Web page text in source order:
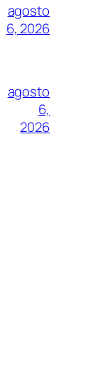
agosto
6, 2026
agosto
6,
2026